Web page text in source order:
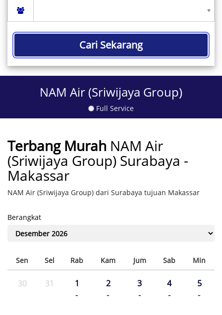
Cari Sekarang
NAM Air (Sriwijaya Group)
Full Service
Terbang Murah NAM Air
(Sriwijaya Group) Surabaya -
Makassar
NAM Air (Sriwijaya Group) dari Surabaya tujuan Makassar
Berangkat
Sen Sel Rab Kam Jum Sab Min
30 31 1
-
2
-
3
-
4
-
5
-